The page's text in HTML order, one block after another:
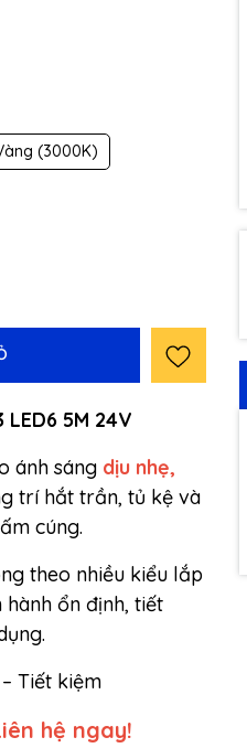
(3000K)
LED6 5M 24V
ánh sáng dịu nhẹ,
trí hắt trần, tủ kệ và
cúng.
theo nhiều kiểu lắp
ổn định, tiết
Tiết kiệm
hệ ngay!